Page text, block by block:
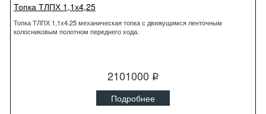
Топка ТЛПХ 1,1х4,25
Топка ТЛПХ 1,1х4.25 механическая топка с движущимся ленточным
колосниковым полотном переднего хода.
2101000 q
Подробнее